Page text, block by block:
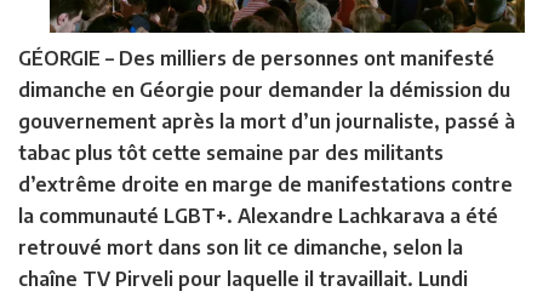
GÉORGIE – Des milliers de personnes ont manifesté
dimanche en Géorgie pour demander la démission du
gouvernement après la mort d’un journaliste, passé à
tabac plus tôt cette semaine par des militants
d’extrême droite en marge de manifestations contre
la communauté LGBT+. Alexandre Lachkarava a été
retrouvé mort dans son lit ce dimanche, selon la
chaîne TV Pirveli pour laquelle il travaillait. Lundi